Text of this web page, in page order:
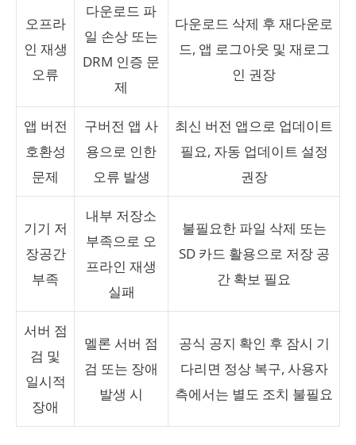
오프라
인 재생
오류
다운로드 파
일 손상 또는
DRM 인증 문
제
다운로드 삭제 후 재다운로
드, 앱 로그아웃 및 재로그
인 권장
앱 버전
호환성
문제
구버전 앱 사
용으로 인한
오류 발생
최신 버전 앱으로 업데이트
필요, 자동 업데이트 설정
권장
기기 저
장공간
부족
내부 저장소
부족으로 오
프라인 재생
실패
불필요한 파일 삭제 또는
SD 카드 활용으로 저장 공
간 확보 필요
서버 점
검 및
일시적
장애
멜론 서버 점
검 또는 장애
발생 시
공식 공지 확인 후 잠시 기
다리면 정상 복구, 사용자
측에서는 별도 조치 불필요